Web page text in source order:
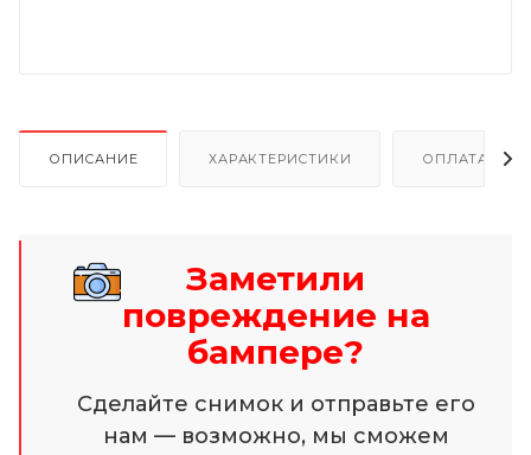
ОПИСАНИЕ ХАРАКТЕРИСТИКИ ОПЛАТА И
Заметили
повреждение на
бампере?
Сделайте снимок и отправьте его
нам — возможно, мы сможем